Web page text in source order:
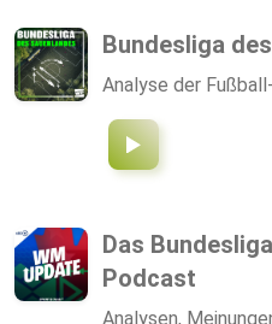
https://linktr.ee/
Bundesliga
Analyse der
Das
Podcast
Analysen,